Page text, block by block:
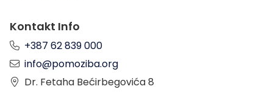
Kontakt Info
+387 62 839 000
info@pomoziba.org
Dr. Fetaha Bećirbegovića 8